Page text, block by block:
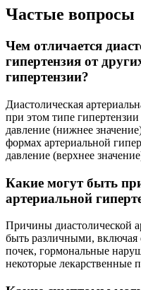
Частые вопросы
Чем отличается
гипертензия от
гипертензии?
Диастолическая
при этом типе
давление (нижнее
формах артериальной
давление (верхнее
Какие могут быть
артериальной
Причины диастолической
быть различными,
почек, гормональные
некоторые лекарственные